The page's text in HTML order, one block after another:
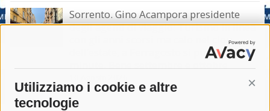
Utilizziamo i cookie e altre
tecnologie
Sorrento. Gino Acampora presidente
degli agenti di viaggio: Turismo in linea
con gli anni scorsi ma calo nel clou
dell’estate, a Ferragosto si punta sul last
minute. Bene settembre e ottobre